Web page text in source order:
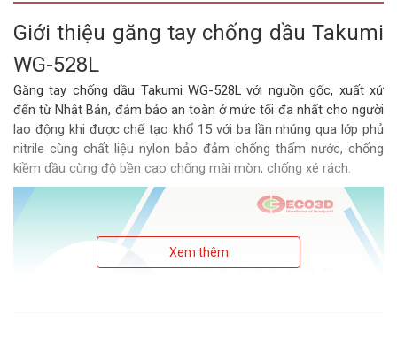
Giới thiệu găng tay chống dầu Takumi
WG-528L
Găng tay chống dầu Takumi WG-528L với nguồn gốc, xuất xứ
đến từ Nhật Bản, đảm bảo an toàn ở mức tối đa nhất cho người
lao động khi được chế tạo khổ 15 với ba lần nhúng qua lớp phủ
nitrile cùng chất liệu nylon bảo đảm chống thấm nước, chống
kiềm dầu cùng độ bền cao chống mài mòn, chống xé rách.
Xem thêm